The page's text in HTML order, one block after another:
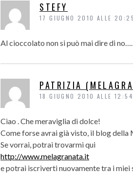
STEFY
17 GIUGNO 2010 ALLE 20:25
Al cioccolato non si può mai dire di
PATRIZIA
18 GIUGNO 2010 ALLE 12:54
Ciao . Che meraviglia di dolce!
Come forse avrai già visto, il blog
Se vorrai, potrai trovarmi qui
http://www.melagranata.it
e potrai iscriverti nuovamente tra i